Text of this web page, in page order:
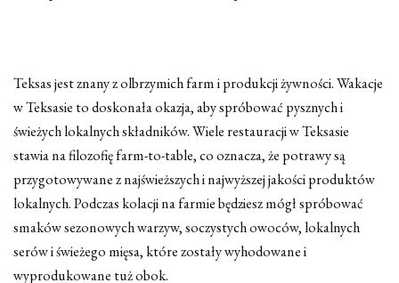
Teksas jest znany z olbrzymich farm i produkcji żywności. Wakacje
w Teksasie to doskonała okazja, aby spróbować pysznych i
świeżych lokalnych składników. Wiele restauracji w Teksasie
stawia na filozofię farm-to-table, co oznacza, że potrawy są
przygotowywane z najświeższych i najwyższej jakości produktów
lokalnych. Podczas kolacji na farmie będziesz mógł spróbować
smaków sezonowych warzyw, soczystych owoców, lokalnych
serów i świeżego mięsa, które zostały wyhodowane i
wyprodukowane tuż obok.